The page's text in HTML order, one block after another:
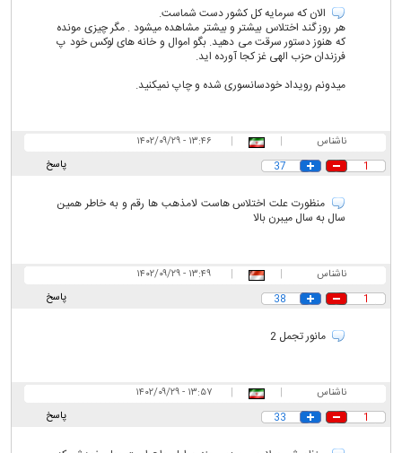
الان که سرمایه کل کشور دست شماست.
هر روز گند اختلاس بیشتر و بیشتر مشاهده میشود . مگر چیزی مونده
که هنوز دستور سرقت می دهید. بگو اموال و خانه های لوکس خود پ
فرزندان حزب الهی غز کجا آورده اید.
میدونم رویداد خودسانسوری شده و چاپ نمیکنید.
ناشناس |
|
۱۳:۴۶ - ۱۴۰۲/۰۹/۲۹
پاسخ
1
37
منظورت علت اختلاس هاست لامذهب ها رقم و به خاطر همین
سال به سال میبرن بالا
ناشناس |
|
۱۳:۴۹ - ۱۴۰۲/۰۹/۲۹
پاسخ
1
38
مانور تجمل 2
ناشناس |
|
۱۳:۵۷ - ۱۴۰۲/۰۹/۲۹
پاسخ
1
33